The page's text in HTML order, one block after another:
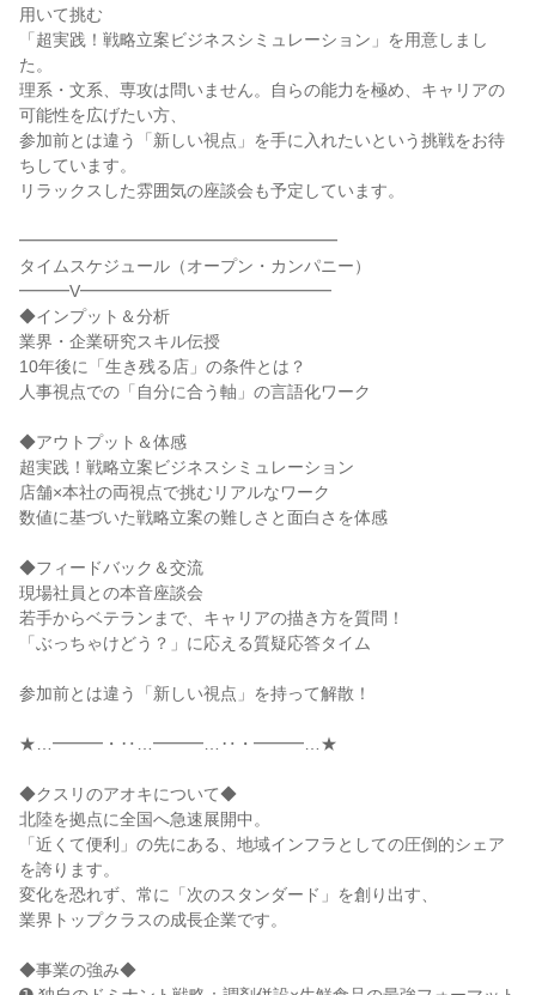
用いて挑む
「超実践！戦略立案ビジネスシミュレーション」を用意しまし
た。
理系・文系、専攻は問いません。自らの能力を極め、キャリアの
可能性を広げたい方、
参加前とは違う「新しい視点」を手に入れたいという挑戦をお待
ちしています。
リラックスした雰囲気の座談会も予定しています。
━━━━━━━━━━━━━━━━━━━
タイムスケジュール（オープン・カンパニー）
━━━V━━━━━━━━━━━━━━━
◆インプット＆分析
業界・企業研究スキル伝授
10年後に「生き残る店」の条件とは？
人事視点での「自分に合う軸」の言語化ワーク
◆アウトプット＆体感
超実践！戦略立案ビジネスシミュレーション
店舗×本社の両視点で挑むリアルなワーク
数値に基づいた戦略立案の難しさと面白さを体感
◆フィードバック＆交流
現場社員との本音座談会
若手からベテランまで、キャリアの描き方を質問！
「ぶっちゃけどう？」に応える質疑応答タイム
参加前とは違う「新しい視点」を持って解散！
★…━━━・‥…━━━…‥・━━━…★
◆クスリのアオキについて◆
北陸を拠点に全国へ急速展開中。
「近くて便利」の先にある、地域インフラとしての圧倒的シェア
を誇ります。
変化を恐れず、常に「次のスタンダード」を創り出す、
業界トップクラスの成長企業です。
◆事業の強み◆